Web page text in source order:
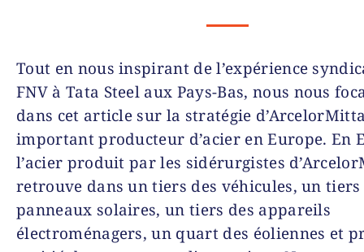
Tout en nous inspirant de l’expérience
FNV à Tata Steel aux Pays-Bas, nous nous
dans cet article sur la stratégie
important producteur d’acier en Europe. En
l’acier produit par les sidérurgistes
retrouve dans un tiers des véhicules, un tiers
panneaux solaires, un tiers des appareils
électroménagers, un quart des éoliennes et